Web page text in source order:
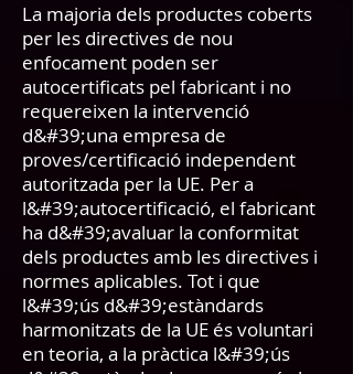
La majoria dels productes coberts
per les directives de nou
enfocament poden ser
autocertificats pel fabricant i no
requereixen la intervenció
d&#39;una empresa de
proves/certificació independent
autoritzada per la UE. Per a
l&#39;autocertificació, el fabricant
ha d&#39;avaluar la conformitat
dels productes amb les directives i
normes aplicables. Tot i que
l&#39;ús d&#39;estàndards
harmonitzats de la UE és voluntari
en teoria, a la pràctica l&#39;ús